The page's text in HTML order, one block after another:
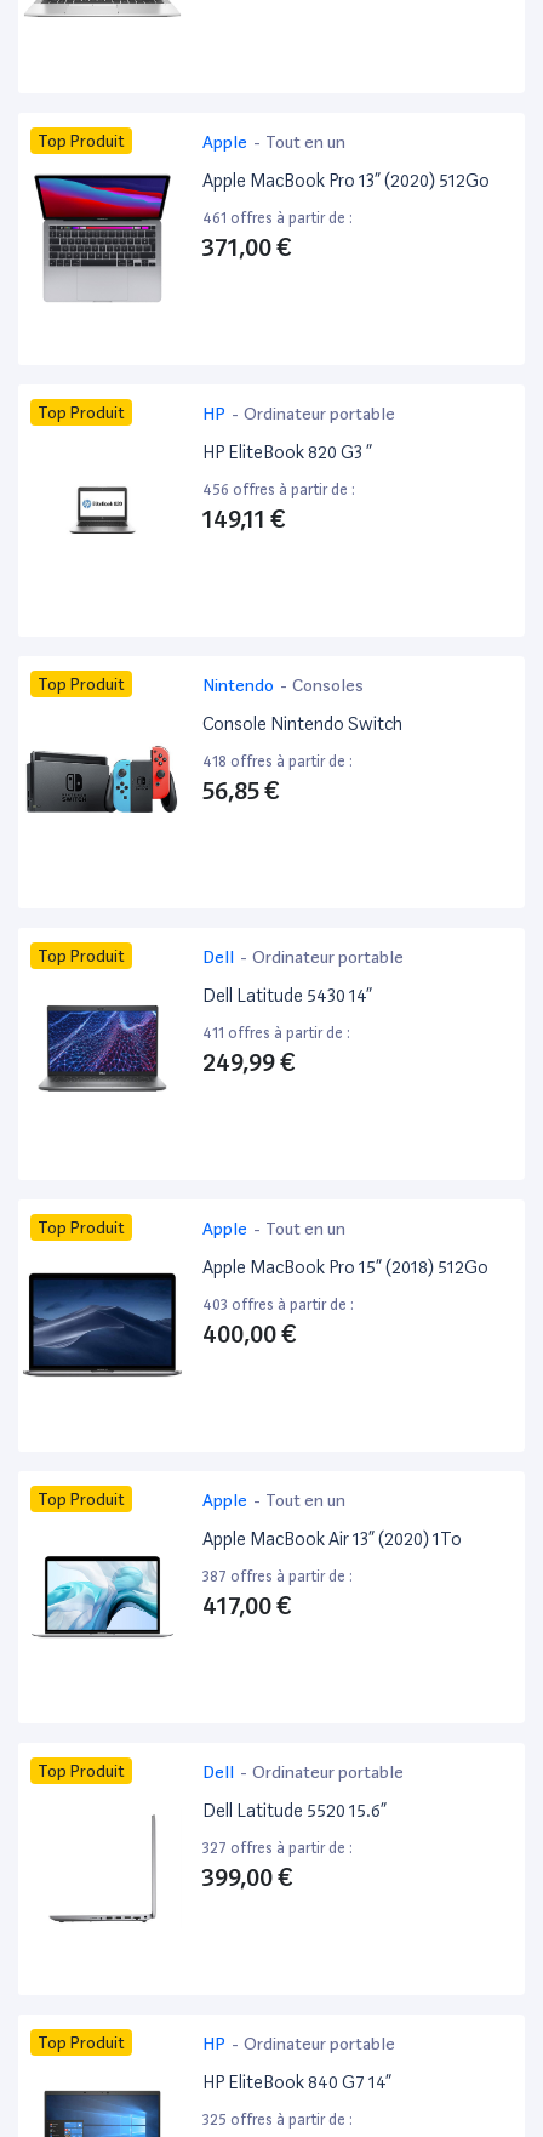
Top Produit Apple - Tout en un
Apple MacBook Pro 13” (2020) 512Go
461 offres à partir de :
371,00 €
Top Produit HP - Ordinateur portable
HP EliteBook 820 G3 ”
456 offres à partir de :
149,11 €
Top Produit Nintendo - Consoles
Console Nintendo Switch
418 offres à partir de :
56,85 €
Top Produit Dell - Ordinateur portable
Dell Latitude 5430 14”
411 offres à partir de :
249,99 €
Top Produit Apple - Tout en un
Apple MacBook Pro 15” (2018) 512Go
403 offres à partir de :
400,00 €
Top Produit Apple - Tout en un
Apple MacBook Air 13” (2020) 1To
387 offres à partir de :
417,00 €
Top Produit Dell - Ordinateur portable
Dell Latitude 5520 15.6”
327 offres à partir de :
399,00 €
Top Produit HP - Ordinateur portable
HP EliteBook 840 G7 14”
325 offres à partir de :